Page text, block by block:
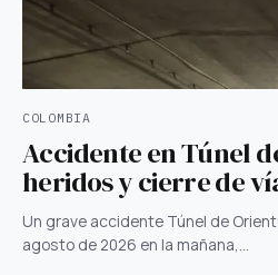
COLOMBIA
Accidente en Túnel
heridos y cierre de
Un grave accidente Túnel de
agosto de 2026 en la mañana,…